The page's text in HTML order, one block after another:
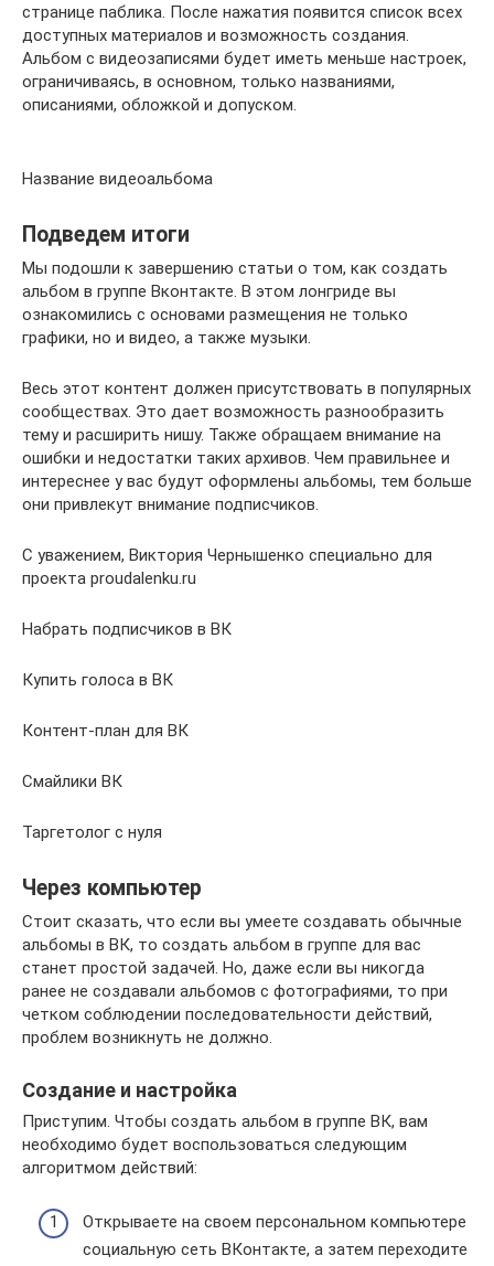
странице паблика. После нажатия появится список всех
доступных материалов и возможность создания.
Альбом с видеозаписями будет иметь меньше настроек,
ограничиваясь, в основном, только названиями,
описаниями, обложкой и допуском.
Название видеоальбома
Подведем итоги
Мы подошли к завершению статьи о том, как создать
альбом в группе Вконтакте. В этом лонгриде вы
ознакомились с основами размещения не только
графики, но и видео, а также музыки.
Весь этот контент должен присутствовать в популярных
сообществах. Это дает возможность разнообразить
тему и расширить нишу. Также обращаем внимание на
ошибки и недостатки таких архивов. Чем правильнее и
интереснее у вас будут оформлены альбомы, тем больше
они привлекут внимание подписчиков.
С уважением, Виктория Чернышенко специально для
проекта proudalenku.ru
Набрать подписчиков в ВК
Купить голоса в ВК
Контент-план для ВК
Смайлики ВК
Таргетолог с нуля
Через компьютер
Стоит сказать, что если вы умеете создавать обычные
альбомы в ВК, то создать альбом в группе для вас
станет простой задачей. Но, даже если вы никогда
ранее не создавали альбомов с фотографиями, то при
четком соблюдении последовательности действий,
проблем возникнуть не должно.
Создание и настройка
Приступим. Чтобы создать альбом в группе ВК, вам
необходимо будет воспользоваться следующим
алгоритмом действий:
Открываете на своем персональном компьютере
социальную сеть ВКонтакте, а затем переходите